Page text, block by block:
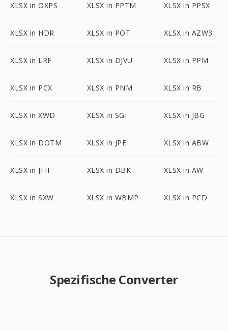
XLSX in OXPS XLSX in PPTM XLSX in PPSX
XLSX in HDR XLSX in POT XLSX in AZW3
XLSX in LRF XLSX in DJVU XLSX in PPM
XLSX in PCX XLSX in PNM XLSX in RB
XLSX in XWD XLSX in SGI XLSX in JBG
XLSX in DOTM XLSX in JPE XLSX in ABW
XLSX in JFIF XLSX in DBK XLSX in AW
XLSX in SXW XLSX in WBMP XLSX in PCD
Spezifische Converter